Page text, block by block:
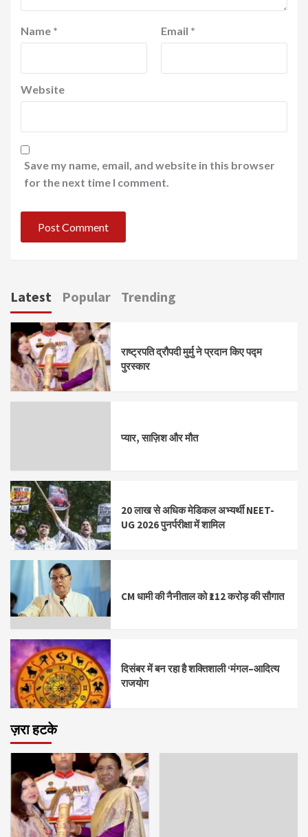
Name * Email *
Website
Save my name, email, and website in this browser
for the next time I comment.
Latest Popular Trending
राष्ट्रपति द्रौपदी मुर्मु ने प्रदान किए पद्म
पुरस्कार
प्यार, साज़िश और मौत
20 लाख से अधिक मेडिकल अभ्यर्थी NEET-
UG 2026 पुनर्परीक्षा में शामिल
CM धामी की नैनीताल को ₹112 करोड़ की सौगात
दिसंबर में बन रहा है शक्तिशाली ‘मंगल–आदित्य
राजयोग
ज़रा हटके